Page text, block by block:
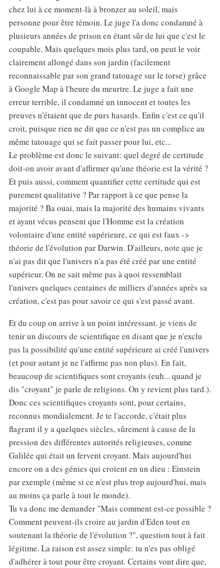
chez lui à ce moment-là à bronzer au soleil, mais
personne pour être témoin. Le juge l'a donc condamné à
plusieurs années de prison en étant sûr de lui que c'est le
coupable. Mais quelques mois plus tard, on peut le voir
clairement allongé dans son jardin (facilement
reconnaissable par son grand tatouage sur le torse) grâce
à Google Map à l'heure du meurtre. Le juge a fait une
erreur terrible, il condamné un innocent et toutes les
preuves n'étaient que de purs hasards. Enfin c'est ce qu'il
croit, puisque rien ne dit que ce n'est pas un complice au
même tatouage qui se fait passer pour lui, etc...
Le problème est donc le suivant: quel degré de certitude
doit-on avoir avant d'affirmer qu'une théorie est la vérité ?
Et puis aussi, comment quantifier cette certitude qui est
purement qualitative ? Par rapport à ce que pense la
majorité ? Ba ouai, mais la majorité des humains vivants
et ayant vécus pensent que l'Homme est la création
volontaire d'une entité supérieure, ce qui est faux ->
théorie de l'évolution par Darwin. D'ailleurs, note que je
n'ai pas dit que l'univers n'a pas été créé par une entité
supérieur. On ne sait même pas à quoi ressemblait
l'univers quelques centaines de milliers d'années après sa
création, c'est pas pour savoir ce qui s'est passé avant.
Et du coup on arrive à un point intéressant. je viens de
tenir un discours de scientifique en disant que je n'exclu
pas la possibilité qu'une entité supérieure ai créé l'univers
(et pour autant je ne l'affirme pas non plus). En fait,
beaucoup de scientifiques sont croyants (euh... quand je
dis "croyant" je parle de religions. On y revient plus tard.).
Donc ces scientifiques croyants sont, pour certains,
reconnus mondialement. Je te l'accorde, c'était plus
flagrant il y a quelques siècles, sûrement à cause de la
pression des différentes autorités religieuses, comme
Galilée qui était un fervent croyant. Mais aujourd'hui
encore on a des génies qui croient en un dieu : Einstein
par exemple (même si ce n'est plus trop aujourd'hui, mais
au moins ça parle à tout le monde).
Tu va donc me demander "Mais comment est-ce possible ?
Comment peuvent-ils croire au jardin d'Eden tout en
soutenant la théorie de l'évolution ?", question tout à fait
légitime. La raison est assez simple: tu n'es pas obligé
d'adhérer à tout pour être croyant. Certains vont dire que,